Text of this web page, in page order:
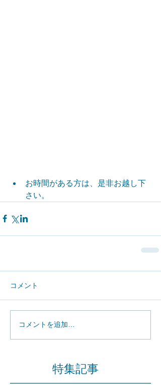
お時間がある方は、是非お越し下
さい。
コメント
コメントを追加…
特集記事